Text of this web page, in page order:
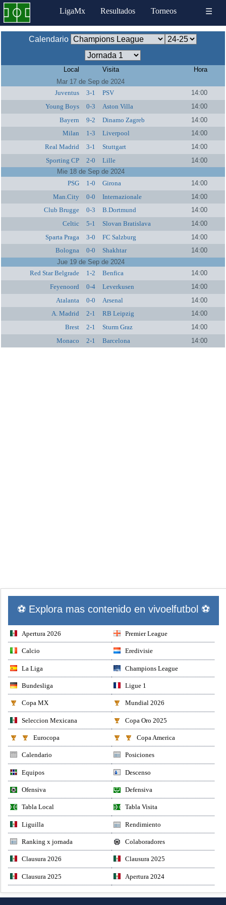
LigaMx Resultados Torneos ☰
Calendario
Local Visita
Hora
Mar 17 de Sep de 2024
Juventus
3-1 PSV
14:00
Young Boys
0-3 Aston Villa
14:00
Bayern
9-2 Dinamo Zagreb
14:00
Milan
1-3 Liverpool
14:00
Real Madrid
3-1 Stuttgart
14:00
Sporting CP
2-0 Lille
14:00
Mie 18 de Sep de 2024
PSG
1-0 Girona
14:00
Man.City
0-0 Internazionale
14:00
Club Brugge
0-3 B.Dortmund
14:00
Celtic
5-1 Slovan Bratislava
14:00
Sparta Praga
3-0 FC Salzburg
14:00
Bologna
0-0 Shakhtar
14:00
Jue 19 de Sep de 2024
Red Star Belgrade
1-2 Benfica
14:00
Feyenoord
0-4 Leverkusen
14:00
Atalanta
0-0 Arsenal
14:00
A. Madrid
2-1 RB Leipzig
14:00
Brest
2-1 Sturm Graz
14:00
Monaco
2-1 Barcelona 14:00
⚽ Explora mas contenido en vivoelfutbol ⚽
Apertura 2026 Premier League
Calcio Eredivisie
La Liga Champions League
Bundesliga Ligue 1
Copa MX Mundial 2026
Seleccion Mexicana Copa Oro 2025
Eurocopa Copa America
Calendario Posiciones
Equipos Descenso
Ofensiva Defensiva
Tabla Local Tabla Visita
Liguilla Rendimiento
Ranking x jornada Colaboradores
Clausura 2026 Clausura 2025
Clausura 2025 Apertura 2024